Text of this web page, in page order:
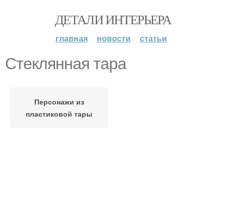
ДЕТАЛИ ИНТЕРЬЕРА
главная новости статьи
Стеклянная тара
Персонажи из
пластиковой тары